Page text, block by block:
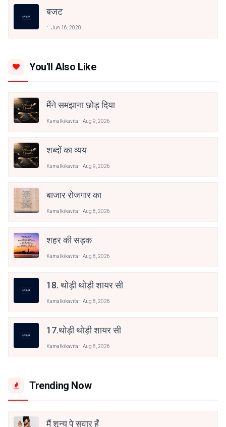
बजट
Jun 16, 2020
You'll Also Like
मैंने समझाना छोड़ दिया
Kamalkikavita Aug 9, 2026
शब्दों का व्यय
Kamalkikavita Aug 9, 2026
बाजार रोजगार का
Kamalkikavita Aug 8, 2026
शहर की सड़क
Kamalkikavita Aug 8, 2026
18. थोड़ी थोड़ी शायर सी
Kamalkikavita Aug 8, 2026
17.थोड़ी थोड़ी शायर सी
Kamalkikavita Aug 8, 2026
Trending Now
मैं शून्य पे सवार हूँ